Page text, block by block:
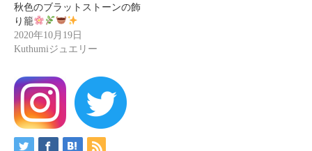
秋色のブラットストーンの飾
り籠
2020年10月19日
Kuthumiジュエリー